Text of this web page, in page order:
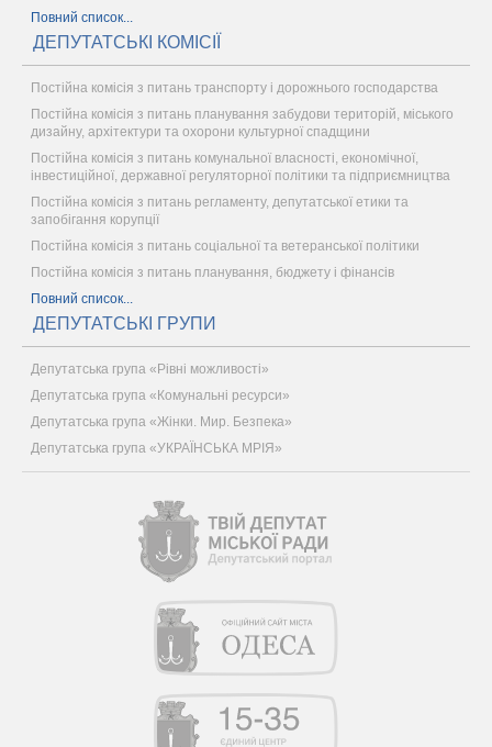
Повний список...
ДЕПУТАТСЬКІ КОМІСІЇ
Постійна комісія з питань транспорту і дорожнього господарства
Постійна комісія з питань планування забудови територій, міського
дизайну, архітектури та охорони культурної спадщини
Постійна комісія з питань комунальної власності, економічної,
інвестиційної, державної регуляторної політики та підприємництва
Постійна комісія з питань регламенту, депутатської етики та
запобігання корупції
Постійна комісія з питань соціальної та ветеранської політики
Постійна комісія з питань планування, бюджету і фінансів
Повний список...
ДЕПУТАТСЬКІ ГРУПИ
Депутатська група «Рівні можливості»
Депутатська група «Комунальні ресурси»
Депутатська група «Жінки. Мир. Безпека»
Депутатська група «УКРАЇНСЬКА МРІЯ»